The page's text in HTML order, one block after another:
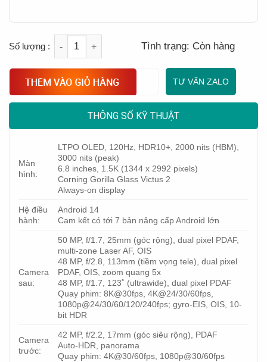
Quantity
Tình trạng: Còn hàng
TƯ VẤN ZALO
THÔNG SỐ KỸ THUẬT
Màn
hình:
LTPO OLED, 120Hz, HDR10+, 2000 nits (HBM),
3000 nits (peak)
6.8 inches, 1.5K (1344 x 2992 pixels)
Corning Gorilla Glass Victus 2
Always-on display
Hệ điều
hành:
Android 14
Cam kết có tới 7 bản nâng cấp Android lớn
Camera
sau:
50 MP, f/1.7, 25mm (góc rộng), dual pixel PDAF,
multi-zone Laser AF, OIS
48 MP, f/2.8, 113mm (tiềm vọng tele), dual pixel
PDAF, OIS, zoom quang 5x
48 MP, f/1.7, 123˚ (ultrawide), dual pixel PDAF
Quay phim: 8K@30fps, 4K@24/30/60fps,
1080p@24/30/60/120/240fps; gyro-EIS, OIS, 10-
bit HDR
Camera
trước:
42 MP, f/2.2, 17mm (góc siêu rộng), PDAF
Auto-HDR, panorama
Quay phim: 4K@30/60fps, 1080p@30/60fps